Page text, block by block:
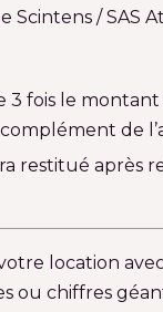
Scintens / SAS
fois le montant
de
restitué après
location
ou chiffres